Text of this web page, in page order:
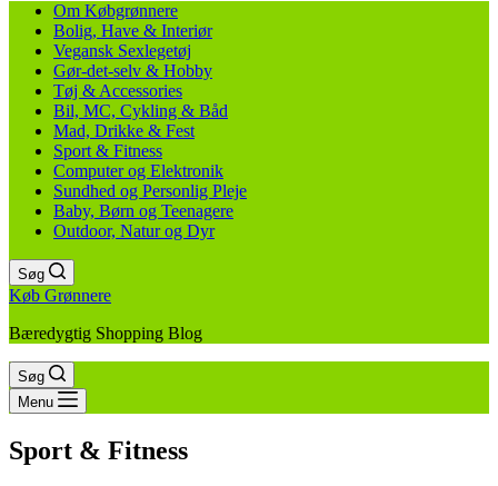
Om Købgrønnere
Bolig, Have & Interiør
Vegansk Sexlegetøj
Gør-det-selv & Hobby
Tøj & Accessories
Bil, MC, Cykling & Båd
Mad, Drikke & Fest
Sport & Fitness
Computer og Elektronik
Sundhed og Personlig Pleje
Baby, Børn og Teenagere
Outdoor, Natur og Dyr
Søg
Køb Grønnere
Bæredygtig Shopping Blog
Søg
Menu
Sport & Fitness